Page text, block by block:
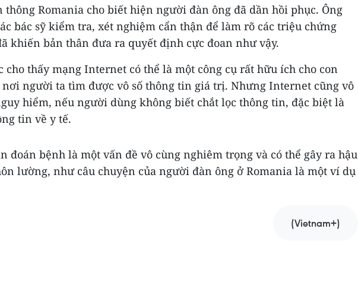
thông Romania cho biết hiện người đàn ông đã dần hồi phục. Ông
bác sỹ kiểm tra, xét nghiệm cẩn thận để làm rõ các triệu chứng
khiến bản thân đưa ra quyết định cực đoan như vậy.
cho thấy mạng Internet có thể là một công cụ rất hữu ích cho con
người ta tìm được vô số thông tin giá trị. Nhưng Internet cũng vô
hiểm, nếu người dùng không biết chắt lọc thông tin, đặc biệt là
tin về y tế.
đoán bệnh là một vấn đề vô cùng nghiêm trọng và có thể gây ra hậu
lường, như câu chuyện của người đàn ông ở Romania là một ví dụ
(Vietnam+)